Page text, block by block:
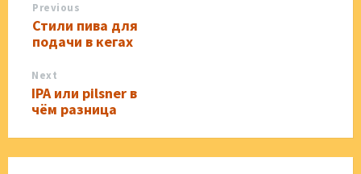
Previous
Стили пива для
подачи в кегах
Next
IPA или pilsner в
чём разница